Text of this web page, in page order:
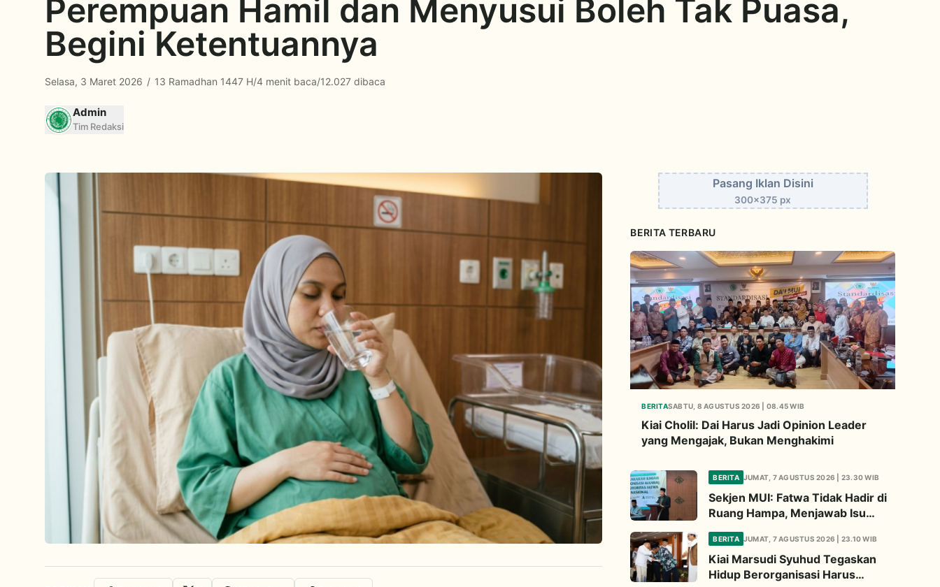
Perempuan Hamil dan Menyusui Boleh Tak Puasa,
Begini Ketentuannya
Selasa, 3 Maret 2026 / 13 Ramadhan 1447 H/4 menit baca/12.027 dibaca
Admin
Tim Redaksi
Pasang Iklan Disini
300x375 px
BERITA TERBARU
BERITASABTU, 8 AGUSTUS 2026 | 08.45 WIB
Kiai Cholil: Dai Harus Jadi Opinion Leader
yang Mengajak, Bukan Menghakimi
BERITA JUMAT, 7 AGUSTUS 2026 | 23.30 WIB
Sekjen MUI: Fatwa Tidak Hadir di
Ruang Hampa, Menjawab Isu
Strategis Bangsa
BERITA JUMAT, 7 AGUSTUS 2026 | 23.10 WIB
Kiai Marsudi Syuhud Tegaskan
Hidup Berorganisasi Harus